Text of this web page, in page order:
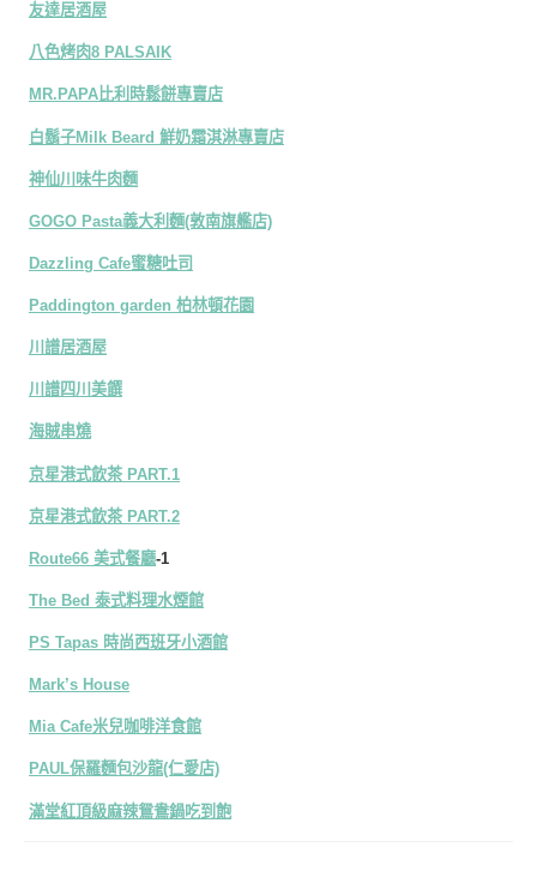
友達居酒屋
八色烤肉8 PALSAIK
MR.PAPA比利時鬆餅專賣店
白鬍子Milk Beard 鮮奶霜淇淋專賣店
神仙川味牛肉麵
GOGO Pasta義大利麵(敦南旗艦店)
Dazzling Cafe蜜糖吐司
Paddington garden 柏林頓花園
川譜居酒屋
川譜四川美饌
海賊串燒
京星港式飲茶 PART.1
京星港式飲茶 PART.2
Route66 美式餐廳-1
The Bed 泰式料理水煙館
PS Tapas 時尚西班牙小酒館
Mark’s House
Mia Cafe米兒咖啡洋食館
PAUL保羅麵包沙龍(仁愛店)
滿堂紅頂級麻辣鴛鴦鍋吃到飽